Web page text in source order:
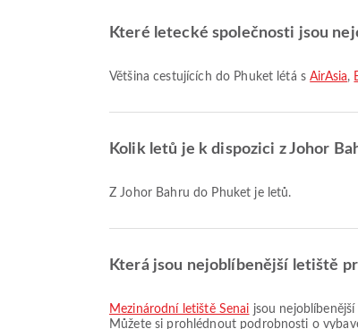
Které letecké společnosti jsou
Většina cestujících do Phuket létá sAirAsia,
Kolik letů je k dispozici z Johor
Z Johor Bahru do Phuket je letů.
Která jsou nejoblíbenější letiště
Mezinárodní letiště Senai jsou
Můžete si prohlédnout podrobnosti o